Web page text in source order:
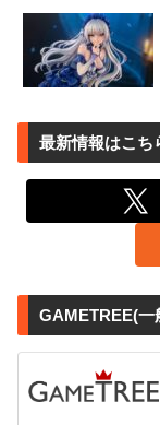
最新情報はこち
GAMETREE(一